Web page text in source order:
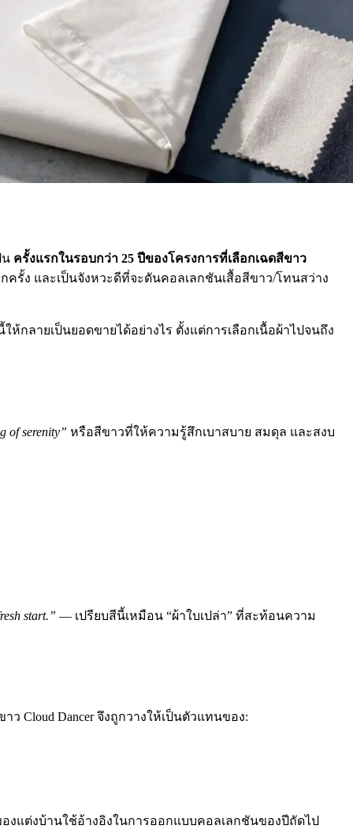
น ครั้งแรกในรอบกว่า 25 ปีของโครงการที่เลือกเฉดสีขาว
รั้ง และเป็นจังหวะดีที่จะดันคอลเลกชันเสื้อสีขาว/โทนสว่าง
ห้กลายเป็นยอดขายได้อย่างไร ตั้งแต่การเลือกเนื้อผ้าไปจนถึง
of serenity” หรือสีขาวที่ให้ความรู้สึกเบาสบาย สมดุล และสงบ
start.” — เปรียบสีนี้เหมือน “ผ้าใบเปล่า” ที่สะท้อนความ
Cloud Dancer จึงถูกวางให้เป็นตัวแทนของ:
งแต่งบ้านใช้อ้างอิงในการออกแบบคอลเลกชันของปีถัดไป